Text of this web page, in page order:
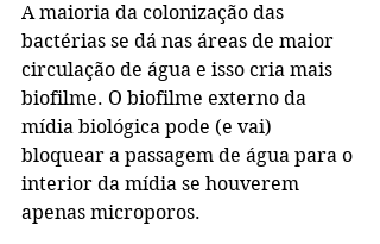
A maioria da colonização das
bactérias se dá nas áreas de maior
circulação de água e isso cria mais
biofilme. O biofilme externo da
mídia biológica pode (e vai)
bloquear a passagem de água para o
interior da mídia se houverem
apenas microporos.